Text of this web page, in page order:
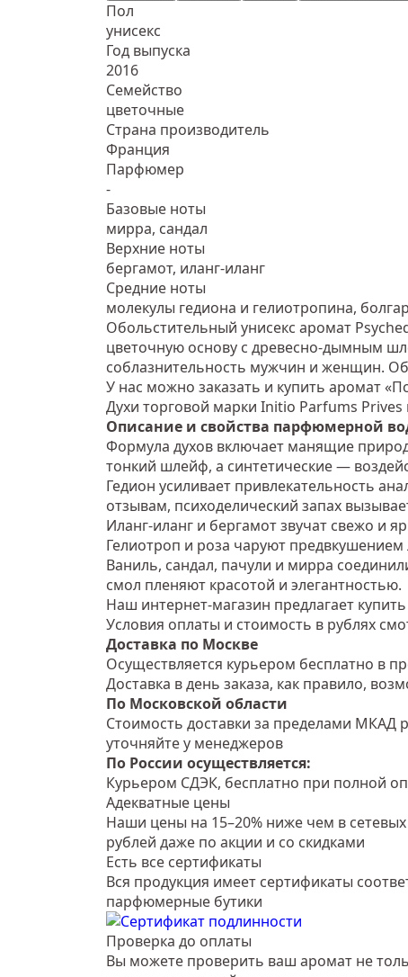
Пол
унисекс
Год выпуска
2016
Семейство
цветочные
Страна производитель
Франция
Парфюмер
-
Базовые ноты
мирра, сандал
Верхние ноты
бергамот, иланг-иланг
Средние ноты
молекулы гедиона и гелиотропина,
Обольстительный унисекс аромат
цветочную основу с древесно-дымным
соблазнительность мужчин и женщин.
У нас можно заказать и купить аромат
Духи торговой марки Initio Parfums
Описание и свойства парфюмерной
Формула духов включает манящие
тонкий шлейф, а синтетические —
Гедион усиливает привлекательность
отзывам, психоделический запах
Иланг-иланг и бергамот звучат свежо и
Гелиотроп и роза чаруют
Ваниль, сандал, пачули и мирра
смол пленяют красотой и элегантностью.
Наш интернет-магазин предлагает
Условия оплаты и стоимость в рублях
Доставка по Москве
Осуществляется курьером бесплатно в
Доставка в день заказа, как правило,
По Московской области
Стоимость доставки за пределами МКАД
уточняйте у менеджеров
По России осуществляется:
Курьером СДЭК, бесплатно при полной
Адекватные цены
Наши цены на 15–20% ниже чем в
рублей даже по акции и со скидками
Есть все сертификаты
Вся продукция имеет сертификаты
парфюмерные бутики
Проверка до оплаты
Вы можете проверить ваш аромат не